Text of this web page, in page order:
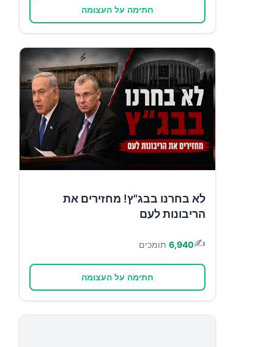
חתימה על העצומה
לא בחרנו בבג"ץ! מחזירים את
הריבונות לעם
✍️
6,940 תומכים
חתימה על העצומה